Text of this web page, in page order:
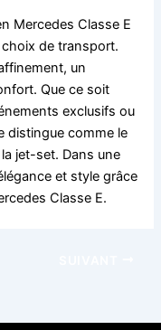
Mercedes Classe E
choix de transport.
un
Que ce soit
exclusifs ou
distingue comme le
jet-set. Dans une
et style grâce
Classe E.